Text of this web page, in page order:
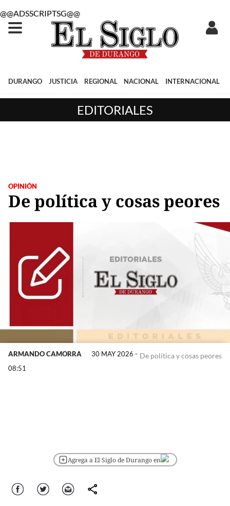
@@ADSSCRIPTSG@@
DURANGO JUSTICIA REGIONAL NACIONAL INTERNACIONAL
EDITORIALES
OPINIÓN
De política y cosas peores
De política y cosas peores
ARMANDO CAMORRA
30 MAY 2026 -
08:51
Agrega a El Siglo de Durango en
Facebook Twitter Correo comparte